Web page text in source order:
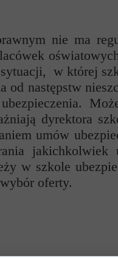
nie ma
w której
od następstw
dyrektora
umów
w szkole
oferty.
rekrutacji elektronicznej